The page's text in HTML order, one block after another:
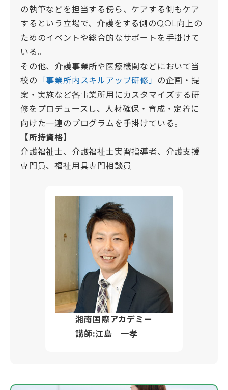
の執筆などを担当する傍ら、ケアする側もケア
するという立場で、介護をする側のQOL向上の
ためのイベントや総合的なサポートを手掛けて
いる。
その他、介護事業所や医療機関などにおいて当
校の 「事業所内スキルアップ研修」
の企画・提
案・実施など各事業所用にカスタマイズする研
修をプロデュースし、人材確保・育成・定着に
向けた一連のプログラムを手掛けている。
【所持資格】
介護福祉士、介護福祉士実習指導者、介護支援
専門員、福祉用具専門相談員
湘南国際アカデミー
講師:江島 一孝